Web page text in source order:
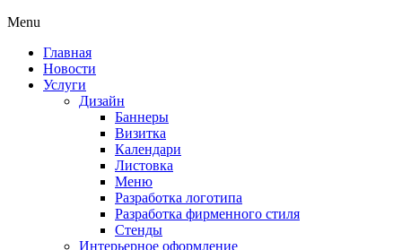
Menu
Главная
Новости
Услуги
Дизайн
Баннеры
Визитка
Календари
Листовка
Меню
Разработка логотипа
Разработка фирменного стиля
Стенды
Интерьерное оформление